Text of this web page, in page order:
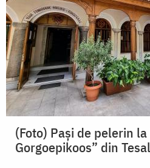
(Foto) Pași de pelerin
Gorgoepikoos” din